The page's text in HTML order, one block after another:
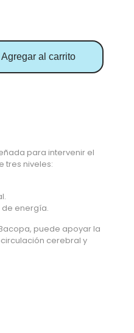
Agregar al carrito
para intervenir el
tres niveles:
de energía.
puede apoyar la
cerebral y